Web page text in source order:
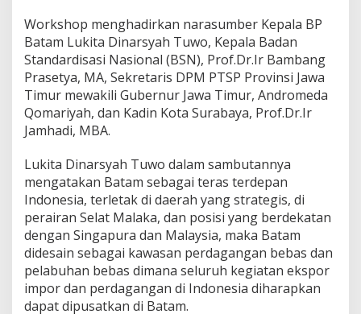
a
b
a
y
a
K
a
k
a
n
P
o
t
e
n
s
Workshop menghadirkan narasumber Kepala BP
Batam Lukita Dinarsyah Tuwo, Kepala Badan
Standardisasi Nasional (BSN), Prof.Dr.Ir Bambang
Prasetya, MA, Sekretaris DPM PTSP Provinsi Jawa
Timur mewakili Gubernur Jawa Timur, Andromeda
Qomariyah, dan Kadin Kota Surabaya, Prof.Dr.Ir
Jamhadi, MBA.
Lukita Dinarsyah Tuwo dalam sambutannya
mengatakan Batam sebagai teras terdepan
Indonesia, terletak di daerah yang strategis, di
perairan Selat Malaka, dan posisi yang berdekatan
dengan Singapura dan Malaysia, maka Batam
didesain sebagai kawasan perdagangan bebas dan
pelabuhan bebas dimana seluruh kegiatan ekspor
impor dan perdagangan di Indonesia diharapkan
dapat dipusatkan di Batam.